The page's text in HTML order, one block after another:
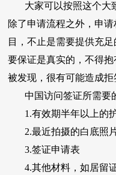
大家可以按照这个大
除了申请流程之外，申
目，不止是需要提供充
要保证是真实的，不得
被发现，很有可能造成拒
中国访问签证所需要
1.有效期半年以上的
2.最近拍摄的白底照
3.签证申请表
4.其他材料，如居留